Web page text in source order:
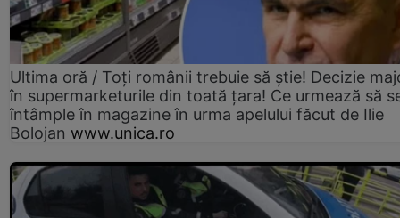
Ultima oră / Toți românii trebuie să știe! Decizie
în supermarketurile din toată țara! Ce urmează să
întâmple în magazine în urma apelului făcut de Ilie
Bolojan www.unica.ro